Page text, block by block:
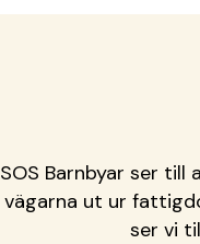
SOS Barnbyar ser
vägarna ut ur
ser vi